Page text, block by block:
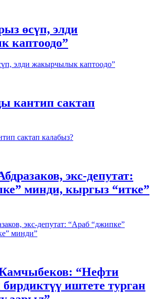
өсүп, элди
каптоодо”
кантип сактап
экс-депутат:
минди, кыргыз “итке”
“Нефти
иштете турган